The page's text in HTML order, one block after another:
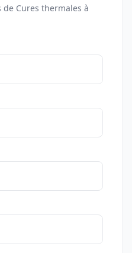
de Cures thermales à